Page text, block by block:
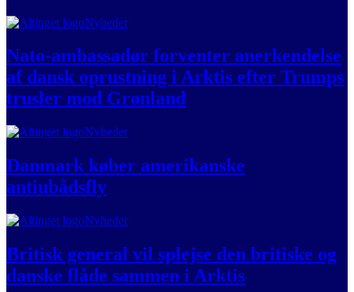
Nyheder
Nato-ambassadør forventer anerkendelse
af dansk oprustning i Arktis efter Trumps
trusler mod Grønland
Nyheder
Danmark køber amerikanske
antiubådsfly
Nyheder
Britisk general vil splejse den britiske og
danske flåde sammen i Arktis